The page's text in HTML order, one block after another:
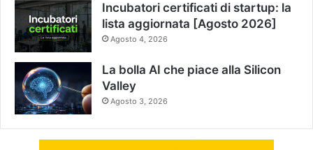
Incubatori certificati di startup: la
lista aggiornata [Agosto 2026]
Agosto 4, 2026
La bolla AI che piace alla Silicon
Valley
Agosto 3, 2026